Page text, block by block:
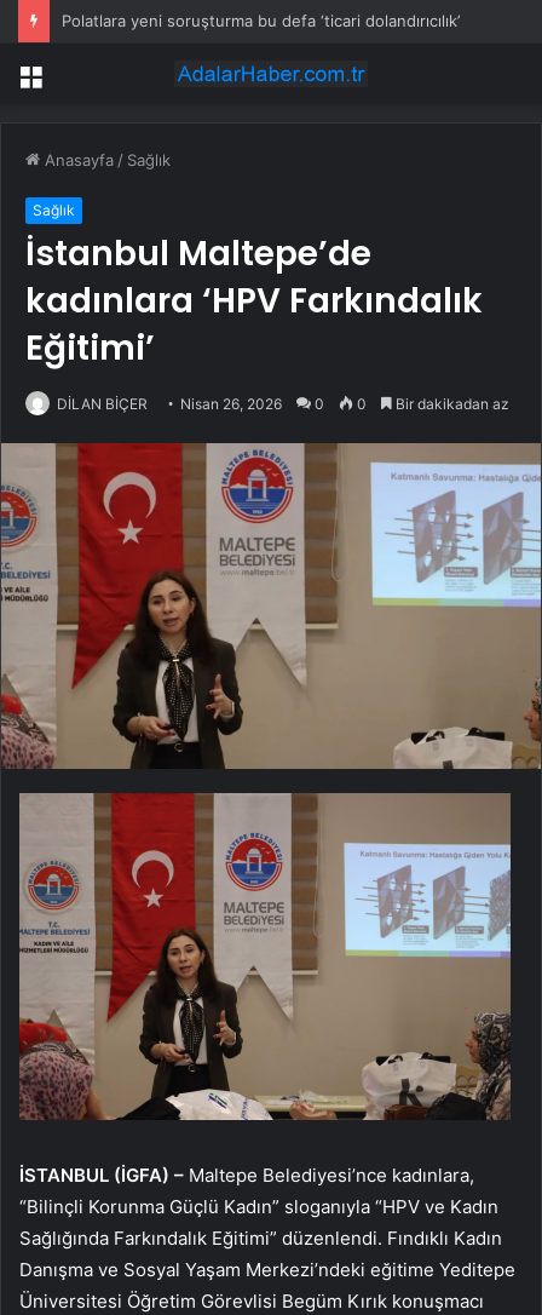
Polatlara yeni soruşturma bu defa ‘ticari dolandırıcılık’
Menü
Anasayfa / Sağlık
Sağlık
İstanbul Maltepe’de
kadınlara ‘HPV Farkındalık
Eğitimi’
DİLAN BİÇER Nisan 26, 2026 0 0 Bir dakikadan az
İSTANBUL (İGFA) – Maltepe Belediyesi’nce kadınlara,
“Bilinçli Korunma Güçlü Kadın” sloganıyla “HPV ve Kadın
Sağlığında Farkındalık Eğitimi” düzenlendi. Fındıklı Kadın
Danışma ve Sosyal Yaşam Merkezi’ndeki eğitime Yeditepe
Üniversitesi Öğretim Görevlisi Begüm Kırık konuşmacı